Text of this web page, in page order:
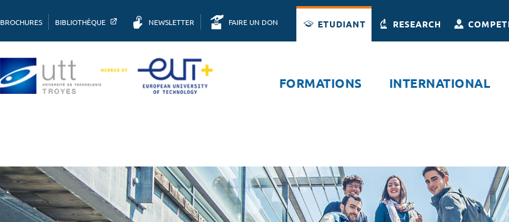
BROCHURES BIBLIOTHÈQUE NEWSLETTER FAIRE UN DON ETUDIANT RESEARCH
FORMATIONS INTERNATIONAL